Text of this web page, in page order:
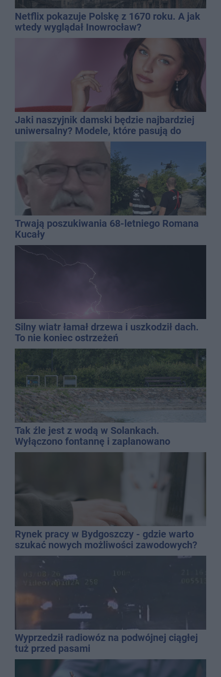
Netflix pokazuje Polskę z 1670 roku. A jak
wtedy wyglądał Inowrocław?
Jaki naszyjnik damski będzie najbardziej
uniwersalny? Modele, które pasują do
wielu stylizacji
Trwają poszukiwania 68-letniego Romana
Kucały
Silny wiatr łamał drzewa i uszkodził dach.
To nie koniec ostrzeżeń
Tak źle jest z wodą w Solankach.
Wyłączono fontannę i zaplanowano
dolewkę
Rynek pracy w Bydgoszczy - gdzie warto
szukać nowych możliwości zawodowych?
Wyprzedził radiowóz na podwójnej ciągłej
tuż przed pasami